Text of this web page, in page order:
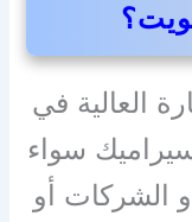
العالية في
سواء
الشركات أو